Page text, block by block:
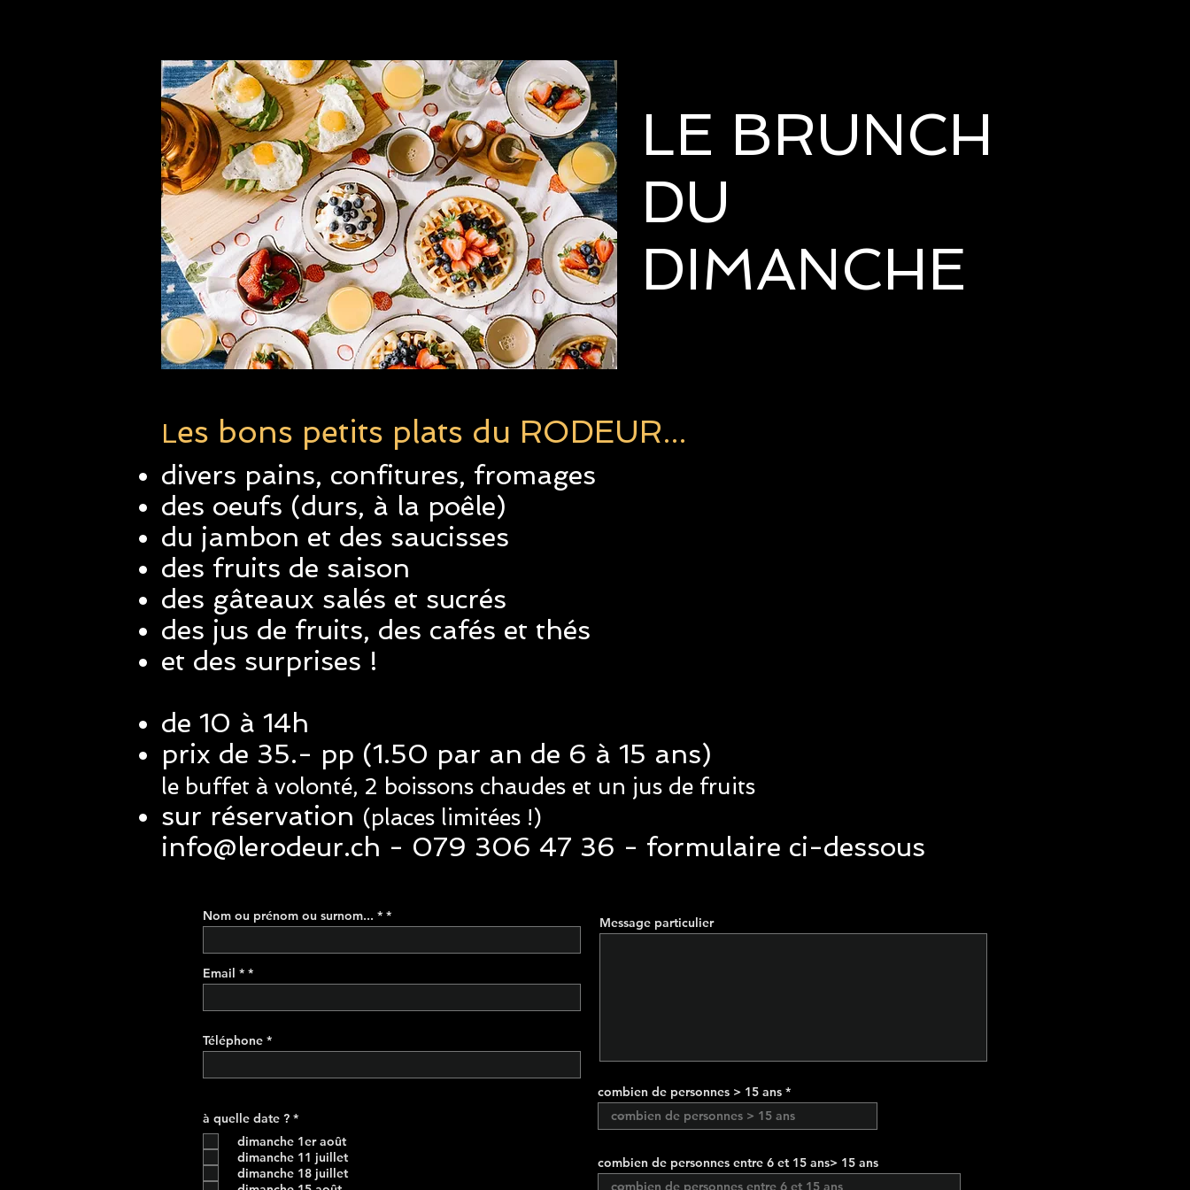
LE BRUNCH
DU
DIMANCHE
Les bons petits plats du RODEUR...
divers pains, confitures, fromages
des oeufs (durs, à la poêle)
du jambon et des saucisses
des fruits de saison
des gâteaux salés et sucrés
des jus de fruits, des cafés et thés
et des surprises !
de 10 à 14h
prix de 35.- pp (1.50 par an de 6 à 15 ans)
le buffet à volonté, 2 boissons chaudes et un jus de fruits
sur réservation (places limitées !)
info@lerodeur.ch - 079 306 47 36 - formulaire ci-dessous
Nom ou prénom ou surnom... *
Email *
Téléphone
à quelle date ? *O
l
i
g
a
dimanche 1er août
dimanche 11 juillet
dimanche 18 juillet
Message particulier
combien de personnes > 15 ans
combien de personnes entre 6 et 15 ans> 15 ans